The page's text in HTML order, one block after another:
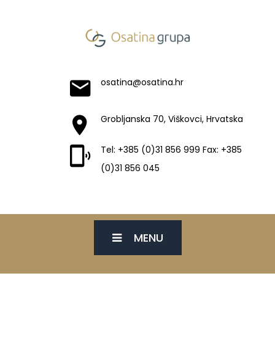
osatina@osatina.hr
Grobljanska 70, Viškovci, Hrvatska
Tel: +385 (0)31 856 999 Fax: +385
(0)31 856 045
MENU